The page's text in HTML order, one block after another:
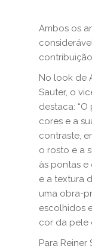
Ambos os
No look de
Sauter, o
destaca:
cores e a
contraste,
o rosto e a
às pontas
e a textura
uma obra-
escolhidos
cor da pele
Para Reiner